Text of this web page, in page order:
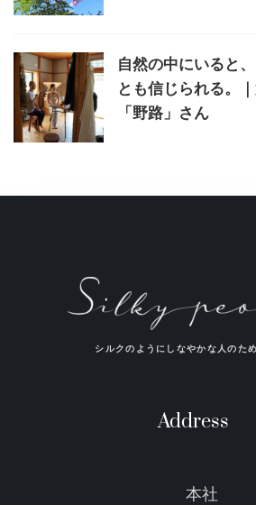
自然の中にいると
とも信じられる。
「野路」さん
シルクのようにしなやかな人のた
Address
本社